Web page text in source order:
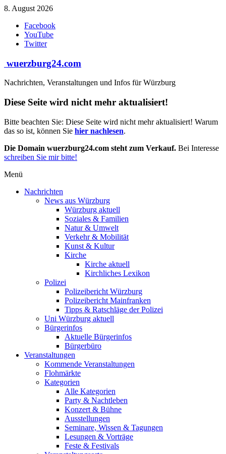
Zum
springen
8. August 2026
Facebook
YouTube
Twitter
wuerzburg24.com
Nachrichten, Veranstaltungen und Infos für Würzburg
Diese Seite wird nicht mehr aktualisiert!
Bitte beachten Sie: Diese Seite wird nicht mehr aktualisiert! Warum
das so ist, können Sie hier nachlesen.
Die Domain wuerzburg24.com steht zum Verkauf. Bei Interesse
schreiben Sie mir bitte!
Menü
Nachrichten
News aus Würzburg
Würzburg aktuell
Soziales & Familien
Natur & Umwelt
Verkehr & Mobilität
Kunst & Kultur
Kirche
Kirche aktuell
Kirchliches Lexikon
Polizei
Polizeibericht Würzburg
Polizeibericht Mainfranken
Tipps & Ratschläge der Polizei
Uni Würzburg aktuell
Bürgerinfos
Aktuelle Bürgerinfos
Bürgerbüro
Veranstaltungen
Kommende Veranstaltungen
Flohmärkte
Kategorien
Alle Kategorien
Party & Nachtleben
Konzert & Bühne
Ausstellungen
Seminare, Wissen & Tagungen
Lesungen & Vorträge
Feste & Festivals